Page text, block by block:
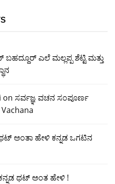
ಬಹದ್ದೂರ್ ಎಲೆ ಮಲ್ಲಪ್ಪ ಶೆಟ್ಟಿ ಮತ್ತು
on ಸರ್ವಜ್ಞ ವಚನ ಸಂಪೂರ್ಣ
ಅಂತಾ ಹೇಳಿ ಕನ್ನಡ ಒಗಟಿನ
ಥಟ್ ಅಂತ ಹೇಳಿ !